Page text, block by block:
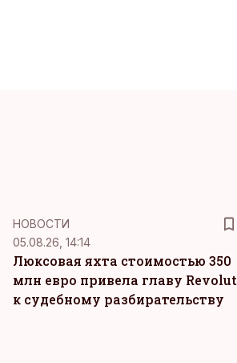
НОВОСТИ
05.08.26, 14:14
Люксовая яхта стоимостью 350
млн евро привела главу Revolut
к судебному разбирательству